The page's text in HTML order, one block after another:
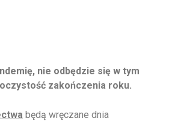
nie odbędzie się w tym
zakończenia roku.
będą wręczane dnia